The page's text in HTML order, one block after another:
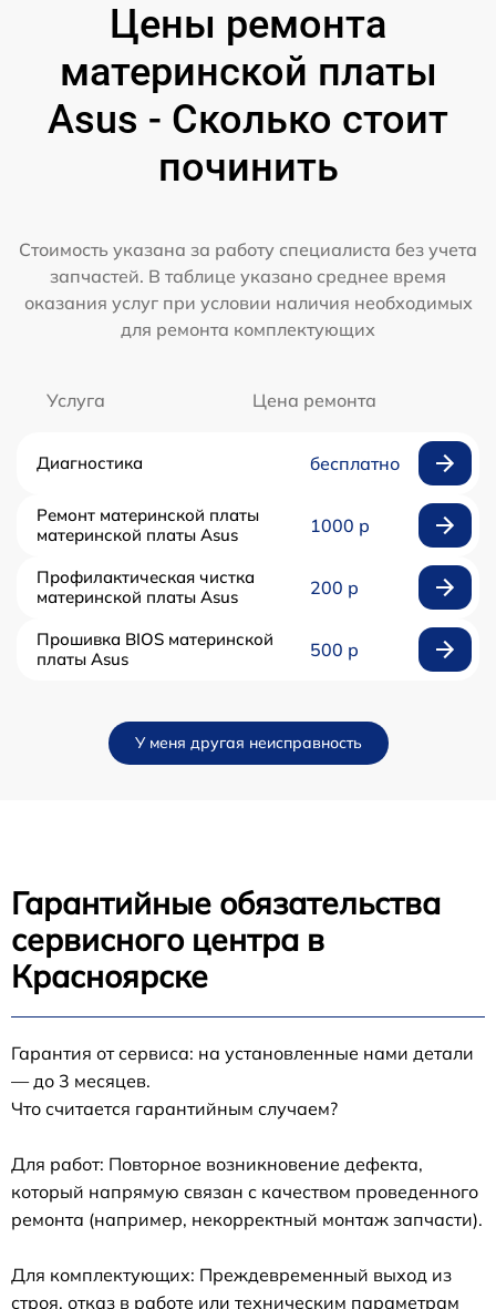
Цены ремонта
материнской платы
Asus - Сколько стоит
починить
Стоимость указана за работу специалиста без учета
запчастей. В таблице указано среднее время
оказания услуг при условии наличия необходимых
для ремонта комплектующих
Услуга Цена ремонта
Диагностика бесплатно
Ремонт материнской платы
материнской платы Asus
1000 р
Профилактическая чистка
материнской платы Asus
200 р
Прошивка BIOS материнской
платы Asus
500 р
У меня другая неисправность
Гарантийные обязательства
сервисного центра в
Красноярске
Гарантия от сервиса: на установленные нами детали
— до 3 месяцев.
Что считается гарантийным случаем?
Для работ: Повторное возникновение дефекта,
который напрямую связан с качеством проведенного
ремонта (например, некорректный монтаж запчасти).
Для комплектующих: Преждевременный выход из
строя, отказ в работе или техническим параметрам